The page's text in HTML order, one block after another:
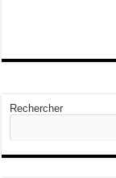
Rechercher